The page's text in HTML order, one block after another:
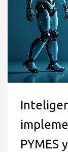
PYMES